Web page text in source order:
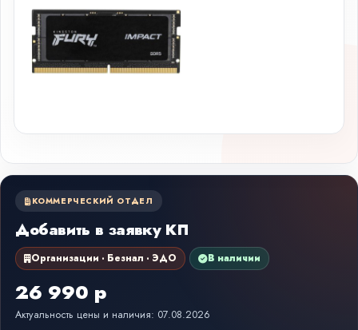
КОММЕРЧЕСКИЙ ОТДЕЛ
Добавить в заявку КП
Организации · Безнал · ЭДО В наличии
26 990 р
Актуальность цены и наличия: 07.08.2026